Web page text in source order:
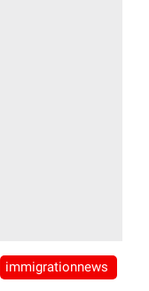
immigrationnews